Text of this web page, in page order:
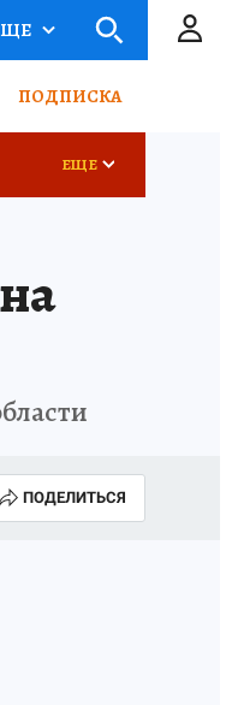
ПОДПИСКА
ЕЩЕ
ПОДЕЛИТЬСЯ